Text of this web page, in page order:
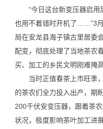
“今日这台新变压器启用
也用不着错时开机了……”3
局在安龙县海子镇古里居委
配变，彻底处理了当地茶农
买、加工的乡民文明刚难掩高
当时正值春茶上市旺季，
的茶农们全力投入出产，期
200千伏安变压器，跟着茶
状况，极度影响茶叶加工进